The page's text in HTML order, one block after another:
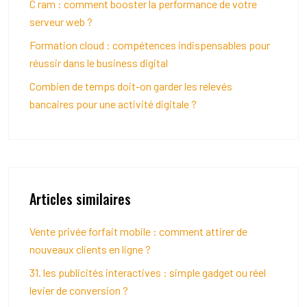
C ram : comment booster la performance de votre
serveur web ?
Formation cloud : compétences indispensables pour
réussir dans le business digital
Combien de temps doit-on garder les relevés
bancaires pour une activité digitale ?
Articles similaires
Vente privée forfait mobile : comment attirer de
nouveaux clients en ligne ?
31. les publicités interactives : simple gadget ou réel
levier de conversion ?